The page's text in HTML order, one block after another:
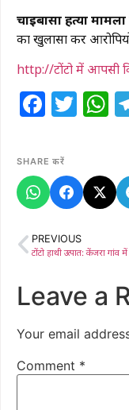
चाईबासा हत्या मामला
का खुलासा कर
http://टोंटो में आपसी
SHARE करें
PREVIOUS
टोंटो हाथी उत्पात: केंजरा गांव
Leave a
Your email
Comment *